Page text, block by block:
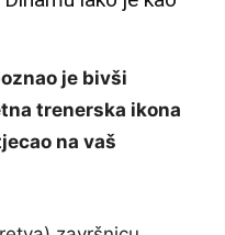
je bivši
trenerska ikona
na vaš